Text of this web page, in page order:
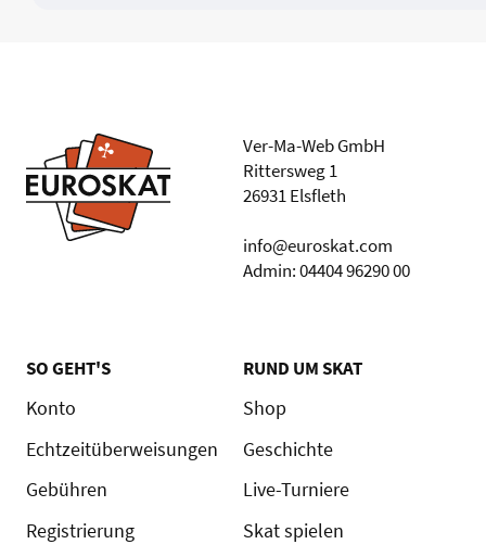
Ver-Ma-Web GmbH
Rittersweg 1
26931 Elsfleth
info@euroskat.com
Admin: 04404 96290 00
SO GEHT'S
Konto
Echtzeitüberweisungen
Gebühren
Registrierung
RUND UM SKAT
Shop
Geschichte
Live-Turniere
Skat spielen